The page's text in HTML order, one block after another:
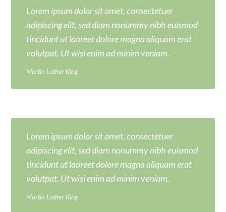
Lorem ipsum dolor sit amet, consectetuer
adipiscing elit, sed diam nonummy nibh euismod
tincidunt ut laoreet dolore magna aliquam erat
volutpat. Ut wisi enim ad minim veniam.
Martin Luther King
Lorem ipsum dolor sit amet, consectetuer
adipiscing elit, sed diam nonummy nibh euismod
tincidunt ut laoreet dolore magna aliquam erat
volutpat. Ut wisi enim ad minim veniam.
Martin Luther King